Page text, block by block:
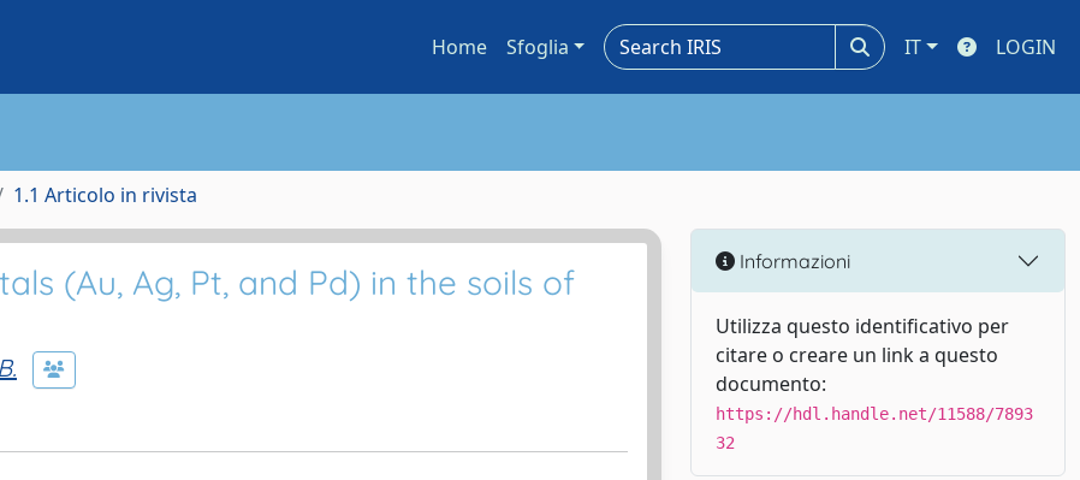
Home Sfoglia IT LOGIN
1.1 Articolo in rivista
(Au, Ag, Pt, and Pd) in the soils of
Informazioni
Utilizza questo identificativo per
citare o creare un link a questo
documento:
https://hdl.handle.net/11588/7893
32